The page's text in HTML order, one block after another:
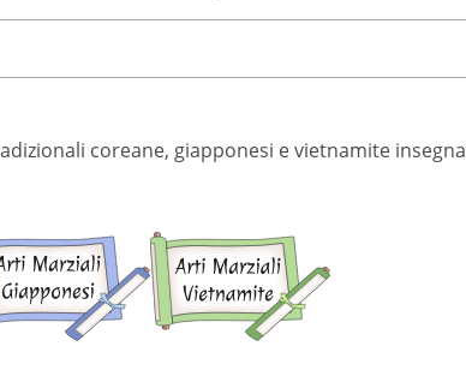
coreane, giapponesi e vietnamite
Arti
marziali
giapponesi
marziali